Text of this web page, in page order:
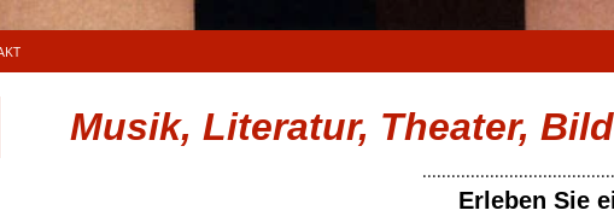
Musik, Literatur, Theater,
Erleben Sie